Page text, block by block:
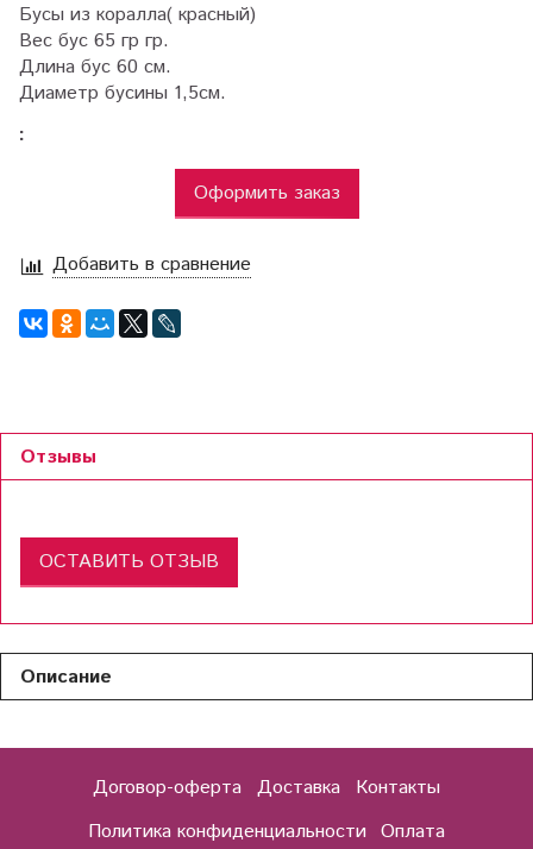
Бусы из коралла( красный)
Вес бус 65 гр гр.
Длина бус 60 см.
Диаметр бусины 1,5см.
:
Оформить заказ
Добавить в сравнение
Отзывы
ОСТАВИТЬ ОТЗЫВ
Описание
Договор-оферта Доставка
Контакты
Политика конфиденциальности Оплата